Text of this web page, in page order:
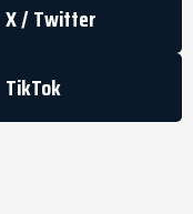
X / Twitter
TikTok